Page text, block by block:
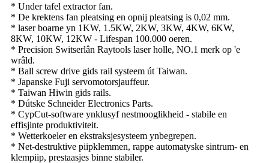
* Under tafel extractor fan.
* De krektens fan pleatsing en opnij pleatsing is 0,02 mm.
* laser boarne yn 1KW, 1.5KW, 2KW, 3KW, 4KW, 6KW,
8KW, 10KW, 12KW - Lifespan 100.000 oeren.
* Precision Switserlân Raytools laser holle, NO.1 merk op 'e
wrâld.
* Ball screw drive gids rail systeem út Taiwan.
* Japanske Fuji servomotorsjauffeur.
* Taiwan Hiwin gids rails.
* Dútske Schneider Electronics Parts.
* CypCut-software ynklusyf nestmooglikheid - stabile en
effisjinte produktiviteit.
* Wetterkoeler en ekstraksjesysteem ynbegrepen.
* Net-destruktive piipklemmen, rappe automatyske sintrum- en
klempiip, prestaasjes binne stabiler.